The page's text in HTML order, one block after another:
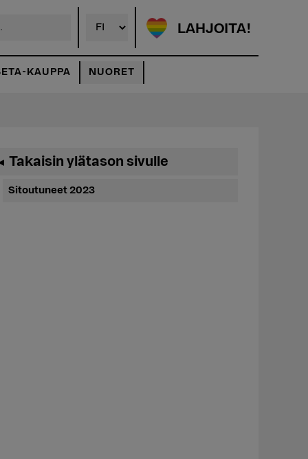
LAHJOITA!
KAUPPA NUORET
Takaisin ylätason sivulle
Sitoutuneet 2023